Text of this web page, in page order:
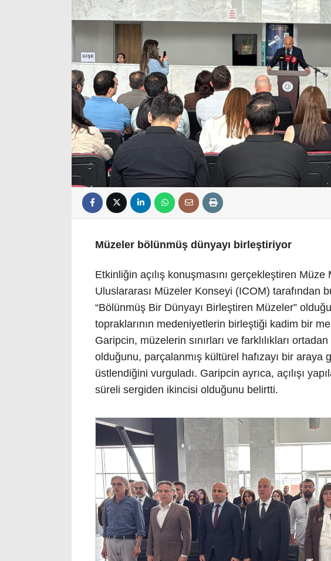
Müzeler bölünmüş dünyayı birleştiriyor
Etkinliğin açılış konuşmasını gerçekleştiren
Uluslararası Müzeler Konseyi (ICOM) tarafından
“Bölünmüş Bir Dünyayı Birleştiren Müzeler”
topraklarının medeniyetlerin birleştiği kadim bir
Garipcin, müzelerin sınırları ve farklılıkları
olduğunu, parçalanmış kültürel hafızayı bir araya
üstlendiğini vurguladı. Garipcin ayrıca, açılışı
süreli sergiden ikincisi olduğunu belirtti.